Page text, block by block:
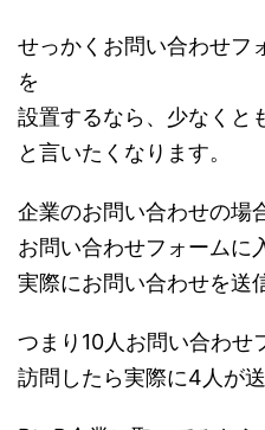
せっかくお問い合わせフ
を
設置するなら、少なくと
と言いたくなります。
企業のお問い合わせの場
お問い合わせフォームに
実際にお問い合わせを送
つまり10人お問い合わせ
訪問したら実際に4人が